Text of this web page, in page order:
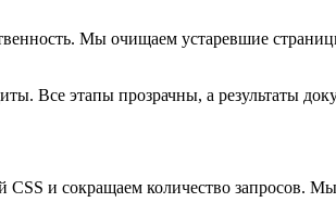
Мы очищаем устаревшие
Все этапы прозрачны, а результаты
и сокращаем количество запросов.